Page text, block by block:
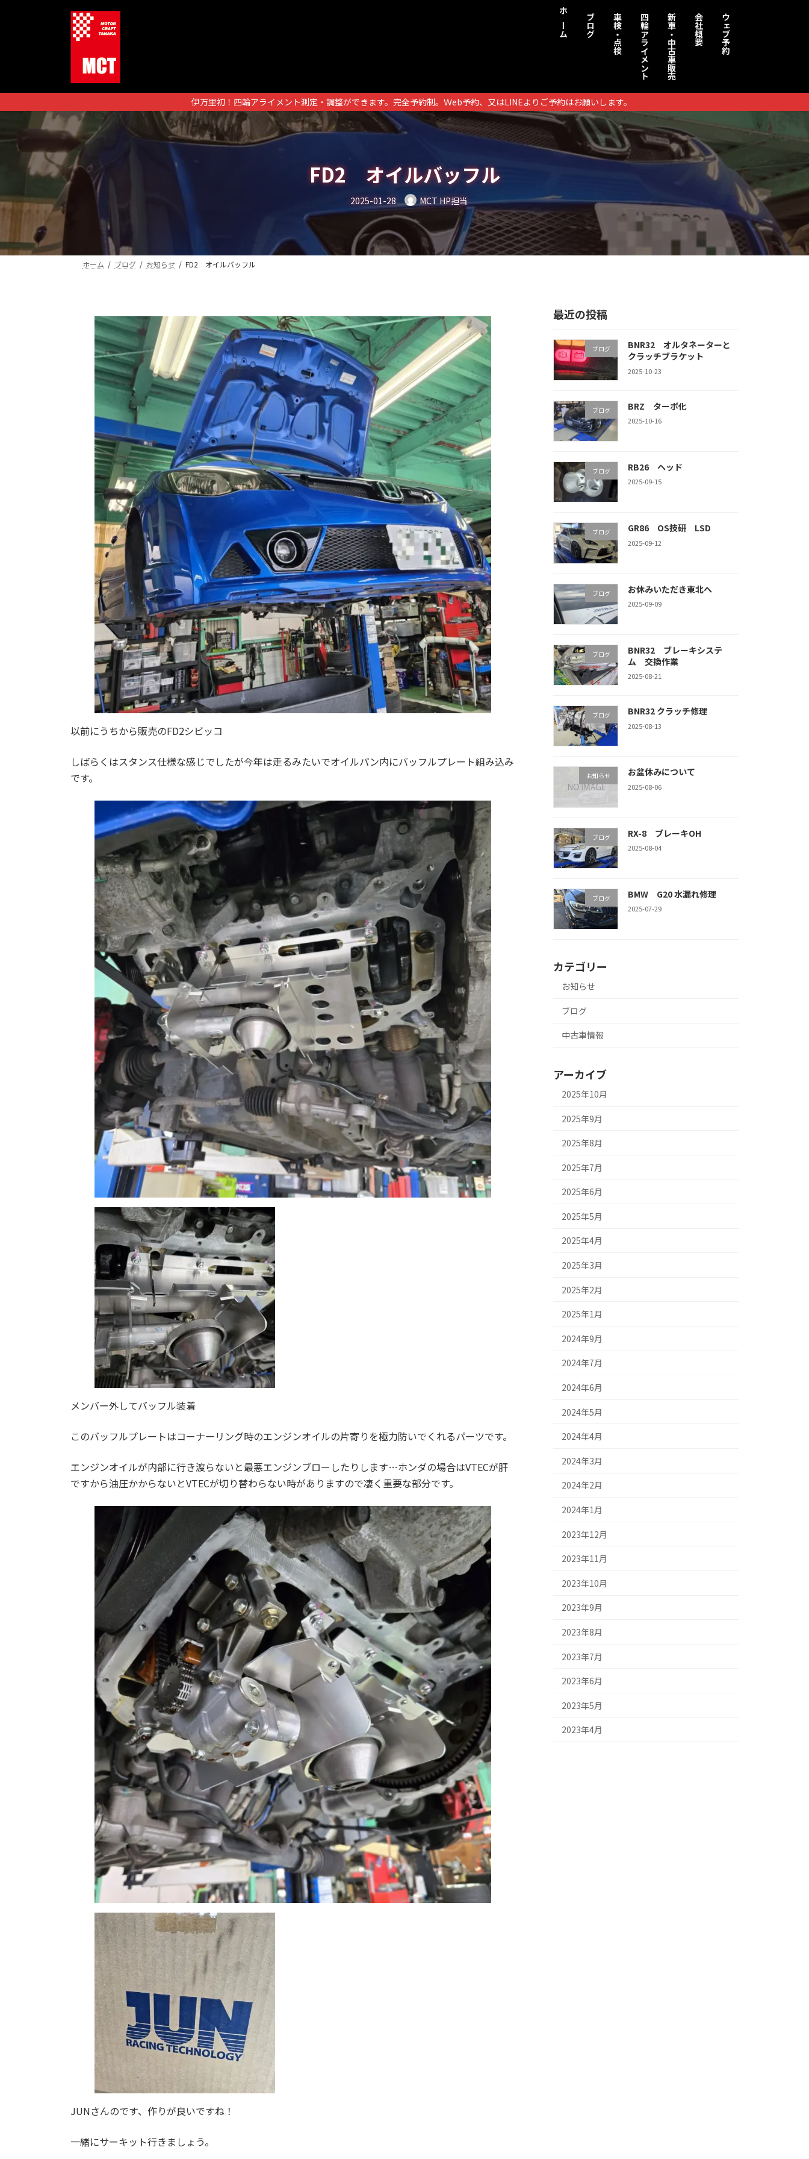
ス
キ
プ
ン
に
動
ホーム ブログ 車検・点検 四輪アライメント 新車・中古車販売 会社概要 ウェブ予約
伊万里初！四輪アライメント測定・調整ができます。完全予約制。Ｗeb予約、又はLINEよりご予約はお願いします。
FD2 オイルバッフル
2025-01-28 MCT HP担当
ホーム ブログ お知らせ FD2 オイルバッフル
以前にうちから販売のFD2シビッコ
しばらくはスタンス仕様な感じでしたが今年は走るみたいでオイルパン内にバッフルプレート組み込み
です。
メンバー外してバッフル装着
このバッフルプレートはコーナーリング時のエンジンオイルの片寄りを極力防いでくれるパーツです。
エンジンオイルが内部に行き渡らないと最悪エンジンブローしたりします…ホンダの場合はVTECが肝
ですから油圧かからないとVTECが切り替わらない時がありますので凄く重要な部分です。
JUNさんのです、作りが良いですね！
一緒にサーキット行きましょう。
最近の投稿
ブログ
BNR32 オルタネーターと
クラッチブラケット
2025-10-23
ブログ BRZ ターボ化
2025-10-16
ブログ RB26 ヘッド
2025-09-15
ブログ GR86 OS技研 LSD
2025-09-12
ブログ お休みいただき東北へ
2025-09-09
ブログ
BNR32 ブレーキシステ
ム 交換作業
2025-08-21
ブログ BNR32 クラッチ修理
2025-08-13
お知らせ お盆休みについて
2025-08-06
ブログ RX-8 ブレーキOH
2025-08-04
ブログ BMW G20 水漏れ修理
2025-07-29
カテゴリー
お知らせ
ブログ
中古車情報
アーカイブ
2025年10月
2025年9月
2025年8月
2025年7月
2025年6月
2025年5月
2025年4月
2025年3月
2025年2月
2025年1月
2024年9月
2024年7月
2024年6月
2024年5月
2024年4月
2024年3月
2024年2月
2024年1月
2023年12月
2023年11月
2023年10月
2023年9月
2023年8月
2023年7月
2023年6月
2023年5月
2023年4月